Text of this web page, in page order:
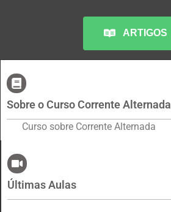
ARTIGOS
Sobre o Curso Corrente Alternada
Curso sobre Corrente Alternada
Últimas Aulas